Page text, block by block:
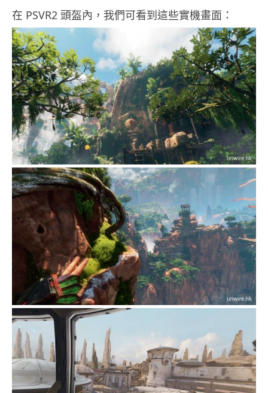
在 PSVR2 頭盔內，我們可看到這些實機畫面：